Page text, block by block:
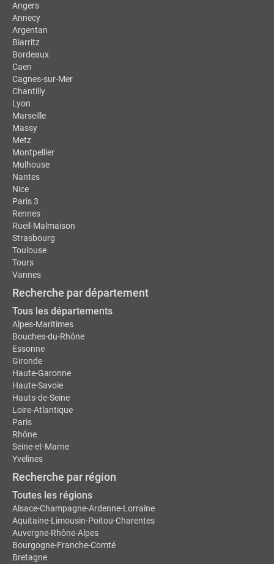
Angers
Annecy
Argentan
Biarritz
Bordeaux
Caen
Cagnes-sur-Mer
Chantilly
Lyon
Marseille
Massy
Metz
Montpellier
Mulhouse
Nantes
Nice
Paris 3
Rennes
Rueil-Malmaison
Strasbourg
Toulouse
Tours
Vannes
Recherche par département
Tous les départements
Alpes-Maritimes
Bouches-du-Rhône
Essonne
Gironde
Haute-Garonne
Haute-Savoie
Hauts-de-Seine
Loire-Atlantique
Paris
Rhône
Seine-et-Marne
Yvelines
Recherche par région
Toutes les régions
Alsace-Champagne-Ardenne-Lorraine
Aquitaine-Limousin-Poitou-Charentes
Auvergne-Rhône-Alpes
Bourgogne-Franche-Comté
Bretagne